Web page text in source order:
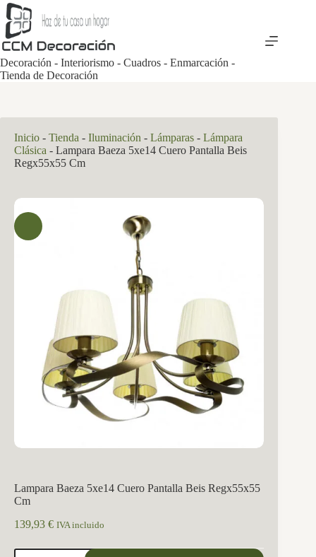
Saltar
al
contenido
Decoración - Interiorismo - Cuadros - Enmarcación -
Tienda de Decoración
Inicio - Tienda - Iluminación - Lámparas - Lámpara
Clásica - Lampara Baeza 5xe14 Cuero Pantalla Beis
Regx55x55 Cm
Lampara Baeza 5xe14 Cuero Pantalla Beis Regx55x55
Cm
139,93 € IVA incluido
Lampara